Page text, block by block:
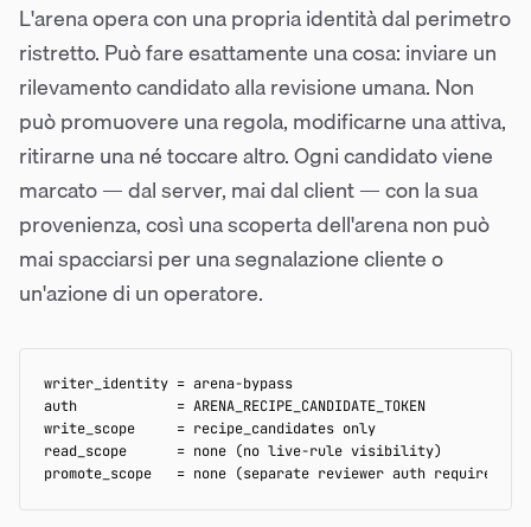
L'arena opera con una propria identità dal perimetro
ristretto. Può fare esattamente una cosa: inviare un
rilevamento candidato alla revisione umana. Non
può promuovere una regola, modificarne una attiva,
ritirarne una né toccare altro. Ogni candidato viene
marcato — dal server, mai dal client — con la sua
provenienza, così una scoperta dell'arena non può
mai spacciarsi per una segnalazione cliente o
un'azione di un operatore.
writer_identity = arena-bypass
auth            = ARENA_RECIPE_CANDIDATE_TOKEN
write_scope     = recipe_candidates only
read_scope      = none (no live-rule visibility)
promote_scope   = none (separate reviewer auth required)